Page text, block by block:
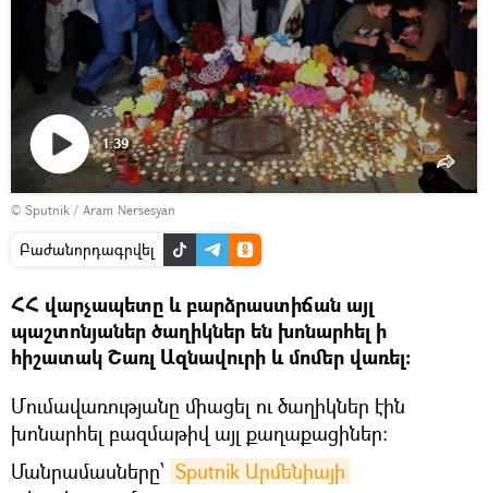
տեսանյութը
1:39
© Sputnik / Aram Nersesyan
Բաժանորդագրվել
ՀՀ վարչապետը և բարձրաստիճան այլ
պաշտոնյաներ ծաղիկներ են խոնարհել ի
հիշատակ Շառլ Ազնավուրի և մոմեր վառել:
Մումավառությանը միացել ու ծաղիկներ էին
խոնարհել բազմաթիվ այլ քաղաքացիներ:
Մանրամասները՝ Sputnik Արմենիայի